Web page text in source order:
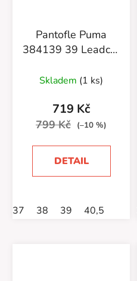
Pantofle Puma
384139 39 Leadcat
Skladem (1 ks)
719 Kč
799 Kč (–10 %)
DETAIL
37 38 39 40,5